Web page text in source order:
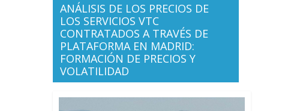
ANÁLISIS DE LOS PRECIOS DE
LOS SERVICIOS VTC
CONTRATADOS A TRAVÉS DE
PLATAFORMA EN MADRID:
FORMACIÓN DE PRECIOS Y
VOLATILIDAD